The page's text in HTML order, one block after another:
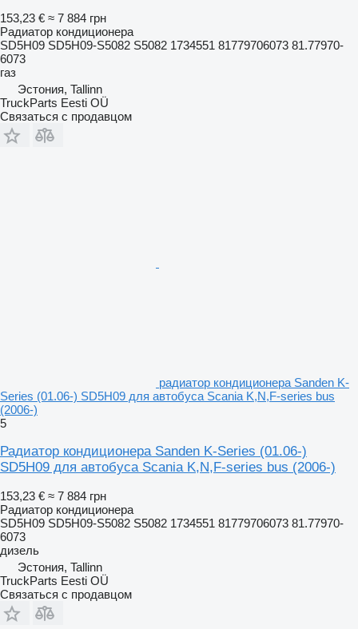
153,23 € ≈ 7 884 грн
Радиатор кондиционера
SD5H09 SD5H09-S5082 S5082 1734551 81779706073 81.77970-
6073
газ
Эстония, Tallinn
TruckParts Eesti OÜ
Связаться с продавцом
радиатор кондиционера Sanden K-
Series (01.06-) SD5H09 для автобуса Scania K,N,F-series bus
(2006-)
5
Радиатор кондиционера Sanden K-Series (01.06-)
SD5H09 для автобуса Scania K,N,F-series bus (2006-)
153,23 € ≈ 7 884 грн
Радиатор кондиционера
SD5H09 SD5H09-S5082 S5082 1734551 81779706073 81.77970-
6073
дизель
Эстония, Tallinn
TruckParts Eesti OÜ
Связаться с продавцом